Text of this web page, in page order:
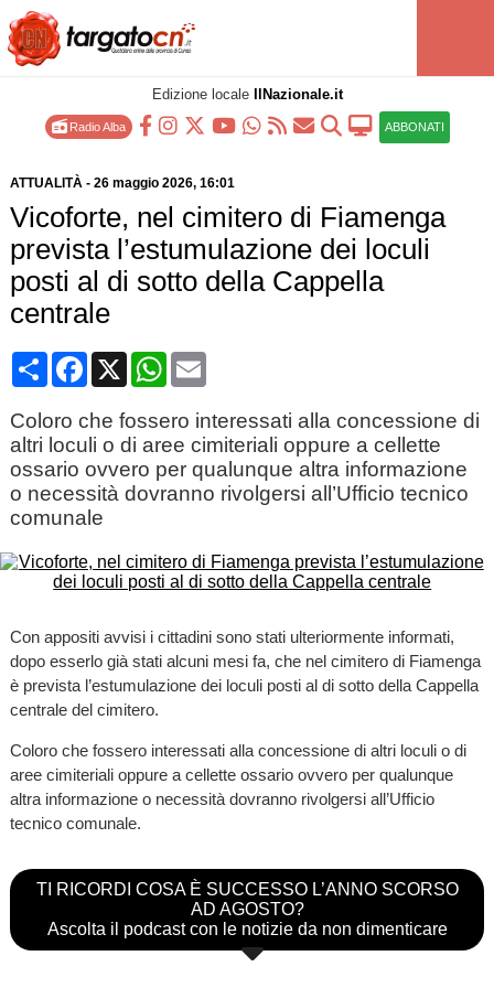
Edizione locale IlNazionale.it
Radio Alba ABBONATI
ATTUALITÀ- 26 maggio 2026, 16:01
Vicoforte, nel cimitero di Fiamenga
prevista l’estumulazione dei loculi
posti al di sotto della Cappella
centrale
CondividiFacebook
X WhatsApp
Email
Coloro che fossero interessati alla concessione di
altri loculi o di aree cimiteriali oppure a cellette
ossario ovvero per qualunque altra informazione
o necessità dovranno rivolgersi all’Ufficio tecnico
comunale
Con appositi avvisi i cittadini sono stati ulteriormente informati,
dopo esserlo già stati alcuni mesi fa, che nel cimitero di Fiamenga
è prevista l’estumulazione dei loculi posti al di sotto della Cappella
centrale del cimitero.
Coloro che fossero interessati alla concessione di altri loculi o di
aree cimiteriali oppure a cellette ossario ovvero per qualunque
altra informazione o necessità dovranno rivolgersi all’Ufficio
tecnico comunale.
TI RICORDI COSA È SUCCESSO L’ANNO SCORSO
AD AGOSTO?
Ascolta il podcast con le notizie da non dimenticare